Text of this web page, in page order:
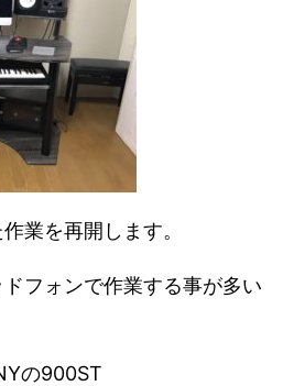
業を再開します。
フォンで作業する事が多い
の900ST